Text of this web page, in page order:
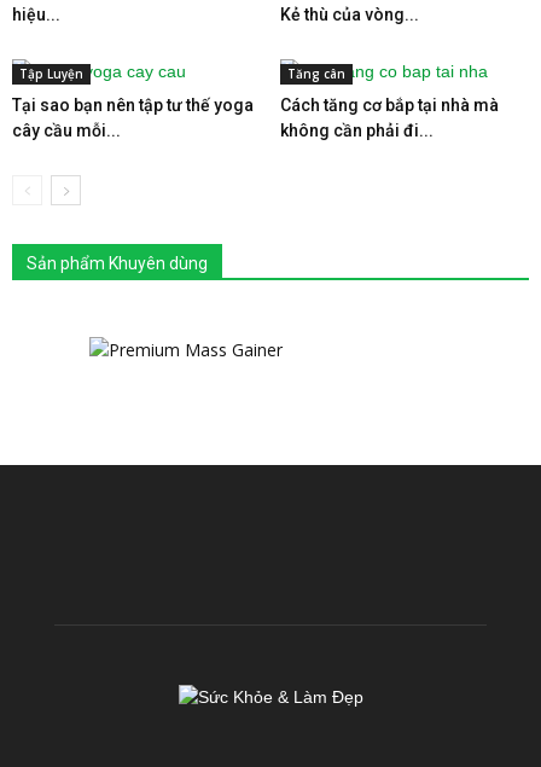
hiệu...
Kẻ thù của vòng...
Tập Luyện
Tại sao bạn nên tập tư thế yoga
cây cầu mỗi...
Tăng cân
Cách tăng cơ bắp tại nhà mà
không cần phải đi...
Sản phẩm Khuyên dùng